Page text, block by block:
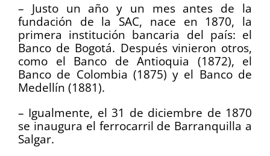
– Justo un año y un mes antes de la
fundación de la SAC, nace en 1870, la
primera institución bancaria del país: el
Banco de Bogotá. Después vinieron otros,
como el Banco de Antioquia (1872), el
Banco de Colombia (1875) y el Banco de
Medellín (1881).
– Igualmente, el 31 de diciembre de 1870
se inaugura el ferrocarril de Barranquilla a
Salgar.